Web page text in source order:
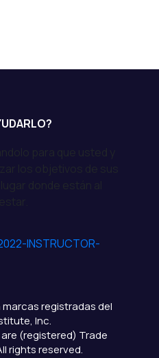
marcas registradas del
Inc.
are (registered) Trade
rights reserved.